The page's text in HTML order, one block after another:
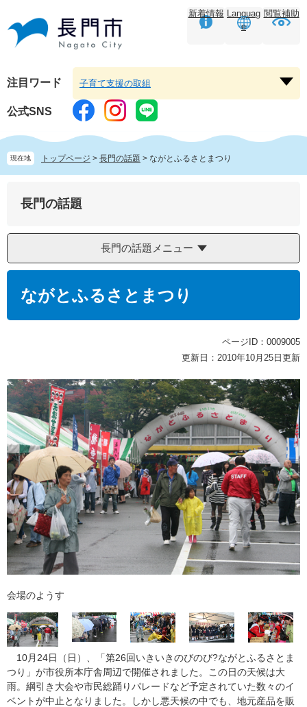
頭
す。
飛
し
本
文
へ
新着情報 Languag
e
閲覧補助
注目ワード
ー
子育て支援の取組
公式SNS
現在地 トップページ > 長門の話題 > ながとふるさとまつり
長門の話題
長門の話題メニュー
ながとふるさとまつり
ページID：0009005
更新日：2010年10月25日更新
会場のようす
10月24日（日）、「第26回いきいきのびのび?ながとふるさとま
つり」が市役所本庁舎周辺で開催されました。この日の天候は大
雨。綱引き大会や市民総踊りパレードなど予定されていた数々のイ
ベントが中止となりました。しかし悪天候の中でも、地元産品を販